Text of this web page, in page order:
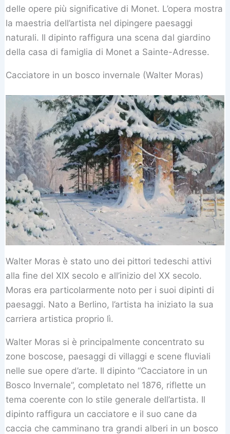
delle opere più significative di Monet. L’opera mostra
la maestria dell’artista nel dipingere paesaggi
naturali. Il dipinto raffigura una scena dal giardino
della casa di famiglia di Monet a Sainte-Adresse.
Cacciatore in un bosco invernale (Walter Moras)
Walter Moras è stato uno dei pittori tedeschi attivi
alla fine del XIX secolo e all’inizio del XX secolo.
Moras era particolarmente noto per i suoi dipinti di
paesaggi. Nato a Berlino, l’artista ha iniziato la sua
carriera artistica proprio lì.
Walter Moras si è principalmente concentrato su
zone boscose, paesaggi di villaggi e scene fluviali
nelle sue opere d’arte. Il dipinto “Cacciatore in un
Bosco Invernale”, completato nel 1876, riflette un
tema coerente con lo stile generale dell’artista. Il
dipinto raffigura un cacciatore e il suo cane da
caccia che camminano tra grandi alberi in un bosco